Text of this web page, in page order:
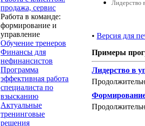
продажа, сервис
Работа в команде:
формирование и
управление
Обучение тренеров
Финансы для
нефинансистов
Программа
эффективная работа
специалиста по
взысканию
Актуальные
тренинговые
решения
Лидерство
• Версия для
Примеры
Лидерство в